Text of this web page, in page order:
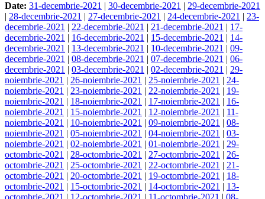
Date: 31-decembrie-2021 | 30-decembrie-2021 | 29-decembrie-2021
| 28-decembrie-2021 | 27-decembrie-2021 | 24-decembrie-2021 | 23-
decembrie-2021 | 22-decembrie-2021 | 21-decembrie-2021 | 17-
decembrie-2021 | 16-decembrie-2021 | 15-decembrie-2021 | 14-
decembrie-2021 | 13-decembrie-2021 | 10-decembrie-2021 | 09-
decembrie-2021 | 08-decembrie-2021 | 07-decembrie-2021 | 06-
decembrie-2021 | 03-decembrie-2021 | 02-decembrie-2021 | 29-
noiembrie-2021 | 26-noiembrie-2021 | 25-noiembrie-2021 | 24-
noiembrie-2021 | 23-noiembrie-2021 | 22-noiembrie-2021 | 19-
noiembrie-2021 | 18-noiembrie-2021 | 17-noiembrie-2021 | 16-
noiembrie-2021 | 15-noiembrie-2021 | 12-noiembrie-2021 | 11-
noiembrie-2021 | 10-noiembrie-2021 | 09-noiembrie-2021 | 08-
noiembrie-2021 | 05-noiembrie-2021 | 04-noiembrie-2021 | 03-
noiembrie-2021 | 02-noiembrie-2021 | 01-noiembrie-2021 | 29-
octombrie-2021 | 28-octombrie-2021 | 27-octombrie-2021 | 26-
octombrie-2021 | 25-octombrie-2021 | 22-octombrie-2021 | 21-
octombrie-2021 | 20-octombrie-2021 | 19-octombrie-2021 | 18-
octombrie-2021 | 15-octombrie-2021 | 14-octombrie-2021 | 13-